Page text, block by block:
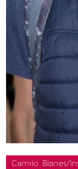
Camilo Blanes/